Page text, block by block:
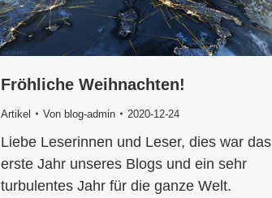
Fröhliche Weihnachten!
Artikel Von blog-admin 2020-12-24
Liebe Leserinnen und Leser, dies war das
erste Jahr unseres Blogs und ein sehr
turbulentes Jahr für die ganze Welt.